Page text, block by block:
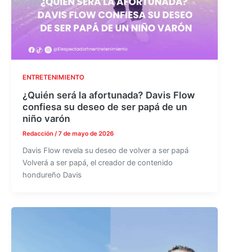
ENTRETENIMIENTO
¿Quién será la afortunada? Davis Flow
confiesa su deseo de ser papá de un
niño varón
Redacción/7 de mayo de 2026
Davis Flow revela su deseo de volver a ser papá
Volverá a ser papá, el creador de contenido
hondureño Davis